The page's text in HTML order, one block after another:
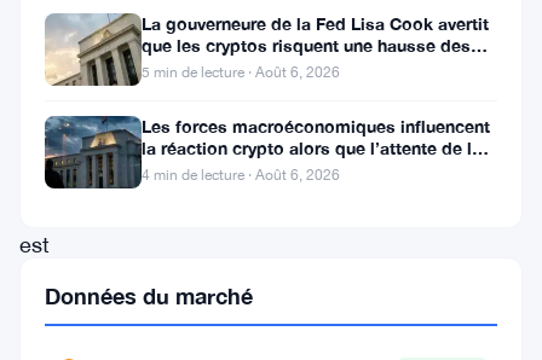
cryptomonnaie,
vous
savez
probablement
que
est
créateur
La gouverneure de la Fed Lisa Cook avertit
que les cryptos risquent une hausse des
taux
5 min de lecture · Août 6, 2026
Les forces macroéconomiques influencent
la réaction crypto alors que l’attente de la
Fed se poursuit
4 min de lecture · Août 6, 2026
Données du marché